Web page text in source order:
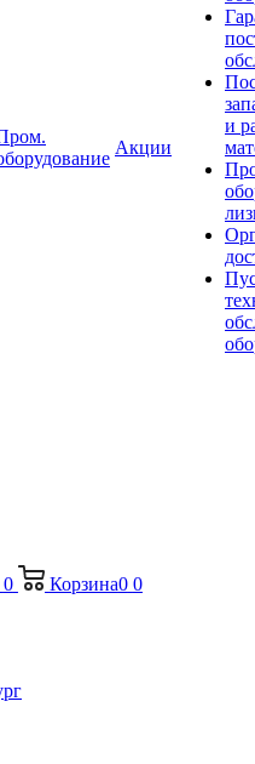
Акции
и
0 Корзина0 0